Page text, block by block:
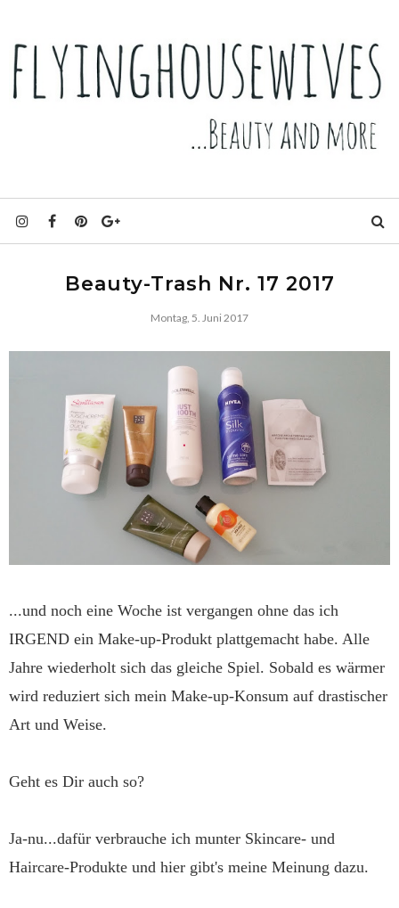
Beauty-Trash Nr. 17 2017
Montag, 5. Juni 2017
...und noch eine Woche ist vergangen ohne das ich
IRGEND ein Make-up-Produkt plattgemacht habe. Alle
Jahre wiederholt sich das gleiche Spiel. Sobald es wärmer
wird reduziert sich mein Make-up-Konsum auf drastischer
Art und Weise.
Geht es Dir auch so?
Ja-nu...dafür verbrauche ich munter Skincare- und
Haircare-Produkte und hier gibt's meine Meinung dazu.